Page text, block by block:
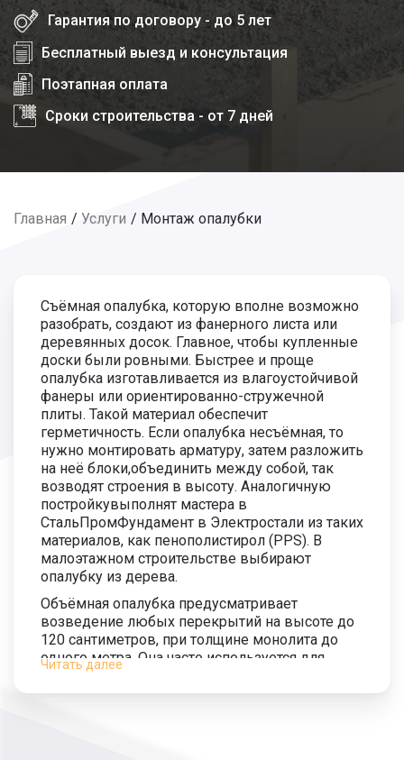
Гарантия по договору - до 5 лет
Бесплатный выезд и консультация
Поэтапная оплата
Сроки строительства - от 7 дней
Главная Услуги Монтаж опалубки
Читать далее
Съёмная опалубка, которую вполне возможно
разобрать, создают из фанерного листа или
деревянных досок. Главное, чтобы купленные
доски были ровными. Быстрее и проще
опалубка изготавливается из влагоустойчивой
фанеры или ориентированно-стружечной
плиты. Такой материал обеспечит
герметичность. Если опалубка несъёмная, то
нужно монтировать арматуру, затем разложить
на неё блоки,объединить между собой, так
возводят строения в высоту. Аналогичную
постройкувыполнят мастера в
СтальПромФундамент в Электростали из таких
материалов, как пенополистирол (PPS). В
малоэтажном строительстве выбирают
опалубку из дерева.
Объёмная опалубка предусматривает
возведение любых перекрытий на высоте до
120 сантиметров, при толщине монолита до
одного метра. Она часто используется для
создания ригельных, плоских поверхностей,
раздельно стоящих тумб, а также капителей.